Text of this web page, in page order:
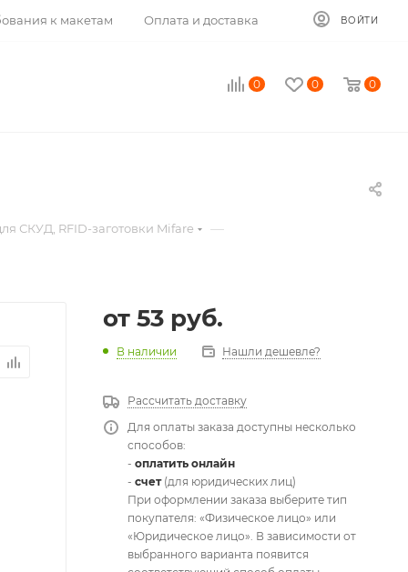
к макетам Оплата и доставка ВОЙТИ
0 0 0
СКУД, RFID-заготовки Mifare —
от 53 руб.
В наличии Нашли дешевле?
Рассчитать доставку
Для оплаты заказа доступны несколько
способов:
- оплатить онлайн
- счет(для юридических лиц)
При оформлении заказа выберите тип
покупателя: «Физическое лицо» или
«Юридическое лицо». В зависимости от
выбранного варианта появится